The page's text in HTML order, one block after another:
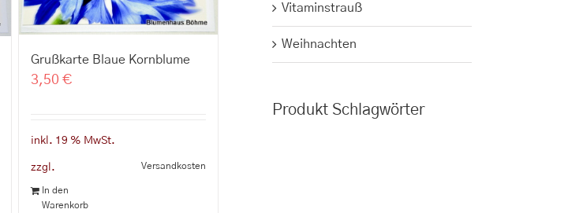
Grußkarte Blaue Kornblume
3,50 €
inkl. 19 % MwSt.
zzgl. Versandkosten
In den
Warenkorb
Vitaminstrauß
Weihnachten
Produkt Schlagwörter